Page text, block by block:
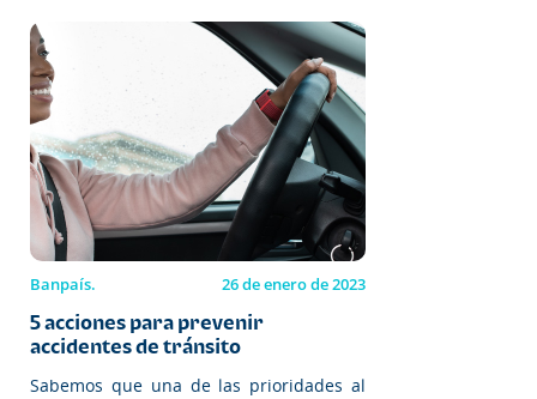
Banpaís. 26 de enero de 2023
5 acciones para prevenir
accidentes de tránsito
Sabemos que una de las prioridades al